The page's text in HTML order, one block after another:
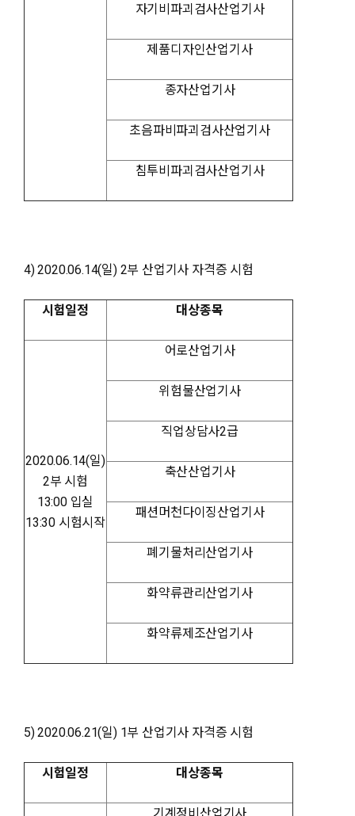
자기비파괴검사산업기사
제품디자인산업기사
종자산업기사
초음파비파괴검사산업기사
침투비파괴검사산업기사
4) 2020.06.14(일) 2부 산업기사 자격증 시험
시험일정 대상종목
2020.06.14(일)
2부 시험
13:00 입실
13:30 시험시작
어로산업기사
위험물산업기사
직업상담사2급
축산산업기사
패션머천다이징산업기사
폐기물처리산업기사
화약류관리산업기사
화약류제조산업기사
5) 2020.06.21(일) 1부 산업기사 자격증 시험
시험일정 대상종목
기계정비산업기사